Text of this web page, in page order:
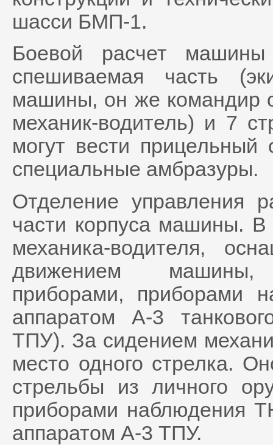
шасси БМП-1.
Боевой расчет
спешиваемая часть
машины, он же командир
механик-водитель) и 7
могут вести прицельный
специальные амбразуры.
Отделение управления
части корпуса машины.
механика-водителя,
движением машины,
приборами, приборами
аппаратом А-3
ТПУ). За сидением
место одного стрелка.
стрельбы из личного
приборами наблюдения
аппаратом А-3 ТПУ.